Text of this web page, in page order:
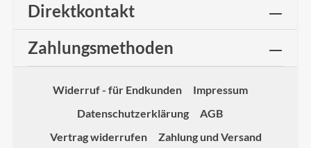
Direktkontakt
Zahlungsmethoden
Widerruf - für Endkunden
Impressum
Datenschutzerklärung
AGB
Vertrag widerrufen
Zahlung und Versand